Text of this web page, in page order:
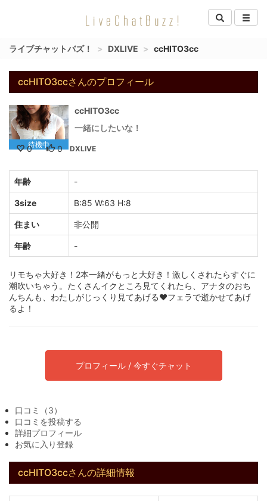
LiveChatBuzz!
ライブチャットバズ！ DXLIVE ccHITO3cc
ccHITO3ccさんのプロフィール
待機中
ccHITO3cc
一緒にしたいな！
0 0 DXLIVE
年齢 -
3size B:85 W:63 H:8
住まい 非公開
年齢 -
リモちゃ大好き！2本一緒がもっと大好き！激しくされたらすぐに
潮吹いちゃう。たくさんイクところ見てくれたら、アナタのおち
んちんも、わたしがじっくり見てあげる♥フェラで逝かせてあげ
るよ！
プロフィール / 今すぐチャット
口コミ（3）
口コミを投稿する
詳細プロフィール
お気に入り登録
ccHITO3ccさんの詳細情報